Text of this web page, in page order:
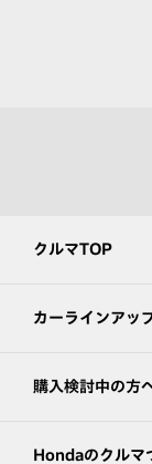
クルマTOP
カーラインアッ
購入検討中の方
Hondaのクルマ